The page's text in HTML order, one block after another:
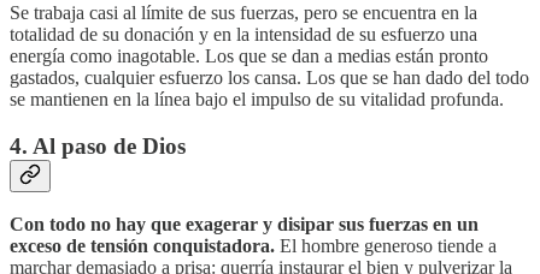
Se trabaja casi al límite de sus fuerzas, pero se encuentra en la
totalidad de su donación y en la intensidad de su esfuerzo una
energía como inagotable. Los que se dan a medias están pronto
gastados, cualquier esfuerzo los cansa. Los que se han dado del todo
se mantienen en la línea bajo el impulso de su vitalidad profunda.
4. Al paso de Dios
Con todo no hay que exagerar y disipar sus fuerzas en un
exceso de tensión conquistadora. El hombre generoso tiende a
marchar demasiado a prisa: querría instaurar el bien y pulverizar la